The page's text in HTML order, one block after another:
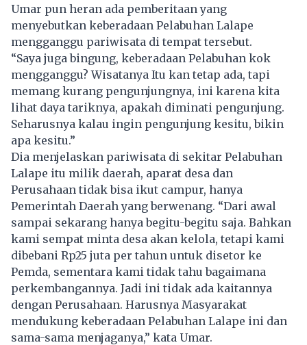
Umar pun heran ada pemberitaan yang
menyebutkan keberadaan Pelabuhan Lalape
mengganggu pariwisata di tempat tersebut.
“Saya juga bingung, keberadaan Pelabuhan kok
mengganggu? Wisatanya Itu kan tetap ada, tapi
memang kurang pengunjungnya, ini karena kita
lihat daya tariknya, apakah diminati pengunjung.
Seharusnya kalau ingin pengunjung kesitu, bikin
apa kesitu.”
Dia menjelaskan pariwisata di sekitar Pelabuhan
Lalape itu milik daerah, aparat desa dan
Perusahaan tidak bisa ikut campur, hanya
Pemerintah Daerah yang berwenang. “Dari awal
sampai sekarang hanya begitu-begitu saja. Bahkan
kami sempat minta desa akan kelola, tetapi kami
dibebani Rp25 juta per tahun untuk disetor ke
Pemda, sementara kami tidak tahu bagaimana
perkembangannya. Jadi ini tidak ada kaitannya
dengan Perusahaan. Harusnya Masyarakat
mendukung keberadaan Pelabuhan Lalape ini dan
sama-sama menjaganya,” kata Umar.